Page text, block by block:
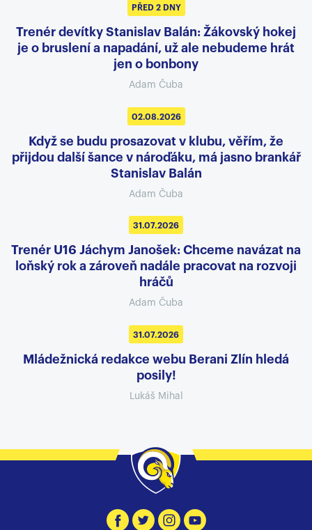
PŘED 2 DNY
Trenér devítky Stanislav Balán: Žákovský hokej
je o bruslení a napadání, už ale nebudeme hrát
jen o bonbony
Adam Čuba
02.08.2026
Když se budu prosazovat v klubu, věřím, že
přijdou další šance v nároďáku, má jasno brankář
Stanislav Balán
Adam Čuba
31.07.2026
Trenér U16 Jáchym Janošek: Chceme navázat na
loňský rok a zároveň nadále pracovat na rozvoji
hráčů
Adam Čuba
31.07.2026
Mládežnická redakce webu Berani Zlín hledá
posily!
Lukáš Mihal